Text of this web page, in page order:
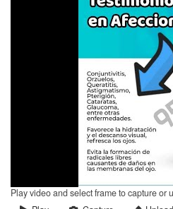
Play video and select frame to capture or